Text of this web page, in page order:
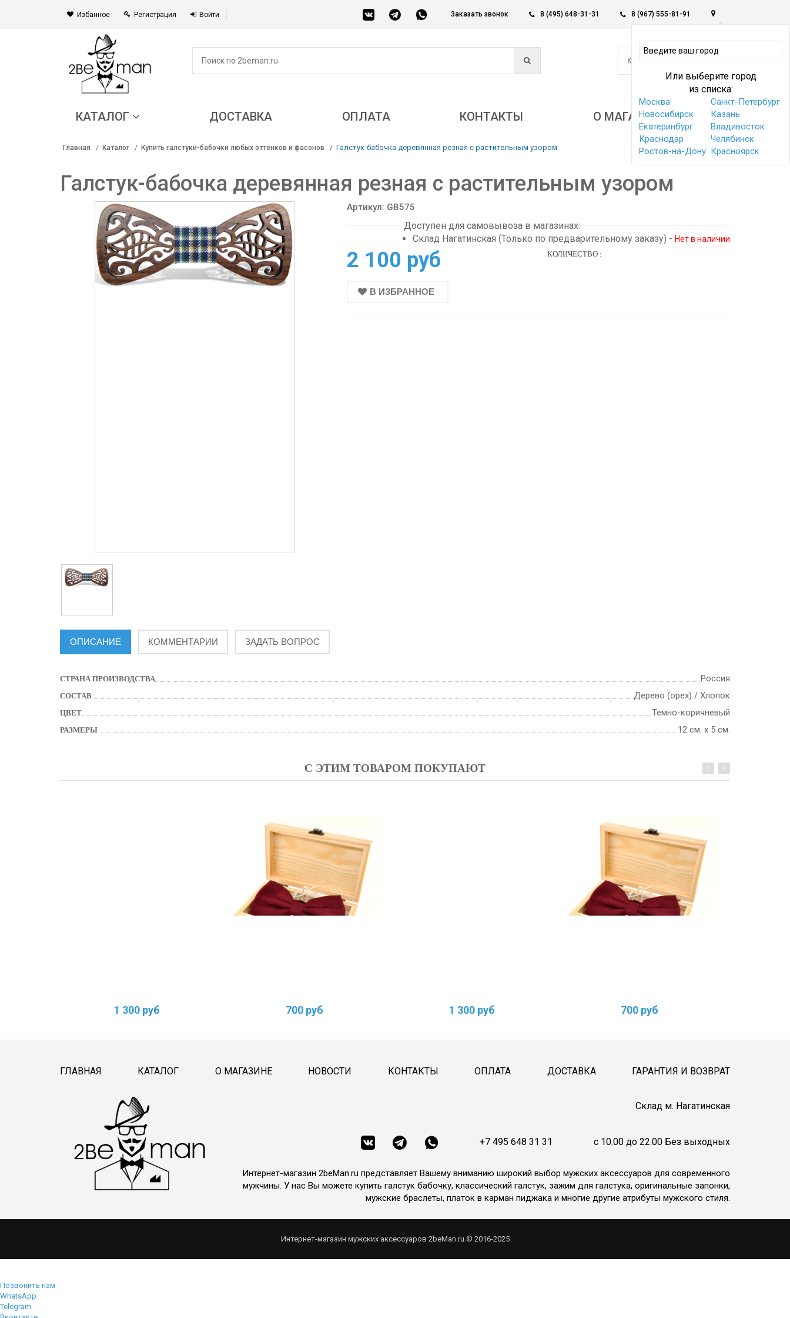
Избанное Регистрация Войти Заказать звонок 8 (495) 648-31-31 8 (967) 555-81-91
Или выберите город
из списка:
Москва
Санкт-Петербург
Новосибирск
Казань
Екатеринбург
Владивосток
Краснодар
Челябинск
Ростов-на-Дону Красноярск
КОРЗИНА -
0
КАТАЛОГ ДОСТАВКА ОПЛАТА КОНТАКТЫ О МАГАЗИНЕ
Главная Каталог Купить галстуки-бабочки любых оттенков и фасонов Галстук-бабочка деревянная резная с растительным узором
Галстук-бабочка деревянная резная с растительным узором
Артикул: GB575
Доступен для самовывоза в магазинах:
Склад Нагатинская (Только по предварительному заказу) - Нет в наличии
2 100 руб
В ИЗБРАННОЕ
КОЛИЧЕСТВО :
ОПИСАНИЕ КОММЕНТАРИИ ЗАДАТЬ ВОПРОС
СТРАНА ПРОИЗВОДСТВА Россия
СОСТАВ Дерево (орех) / Хлопок
ЦВЕТ Темно-коричневый
РАЗМЕРЫ 12 см. х 5 см.
С ЭТИМ ТОВАРОМ ПОКУПАЮТ
1 300 руб 700 руб 1 300 руб 700 руб
ГЛАВНАЯ КАТАЛОГ О МАГАЗИНЕ НОВОСТИ КОНТАКТЫ ОПЛАТА ДОСТАВКА ГАРАНТИЯ И ВОЗВРАТ
Cклад м. Нагатинская
+7 495 648 31 31 c 10.00 до 22.00 Без выходных
Интернет-магазин 2beMan.ru представляет Вашему вниманию широкий выбор мужских аксессуаров для современного
мужчины. У нас Вы можете купить галстук бабочку, классический галстук, зажим для галстука, оригинальные запонки,
мужские браслеты, платок в карман пиджака и многие другие атрибуты мужского стиля.
Интернет-магазин мужских аксессуаров 2beMan.ru © 2016-2025
Позвонить нам
WhatsApp
Telegram